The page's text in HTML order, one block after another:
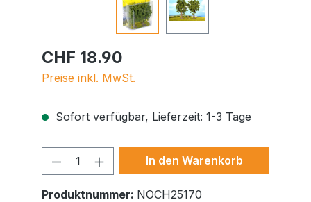
CHF 18.90
Preise inkl. MwSt.
Sofort verfügbar, Lieferzeit: 1-3 Tage
Produkt Anzahl: Gib den
In den Warenkorb
Produktnummer: NOCH25170